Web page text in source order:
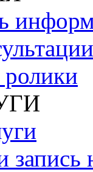
запись